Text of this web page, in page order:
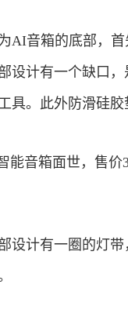
AI音箱的底部，
设计有一个缺口
具。此外防滑硅胶
设计有一圈的灯